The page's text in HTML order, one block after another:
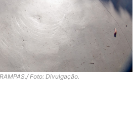
Foto: Divulgação.